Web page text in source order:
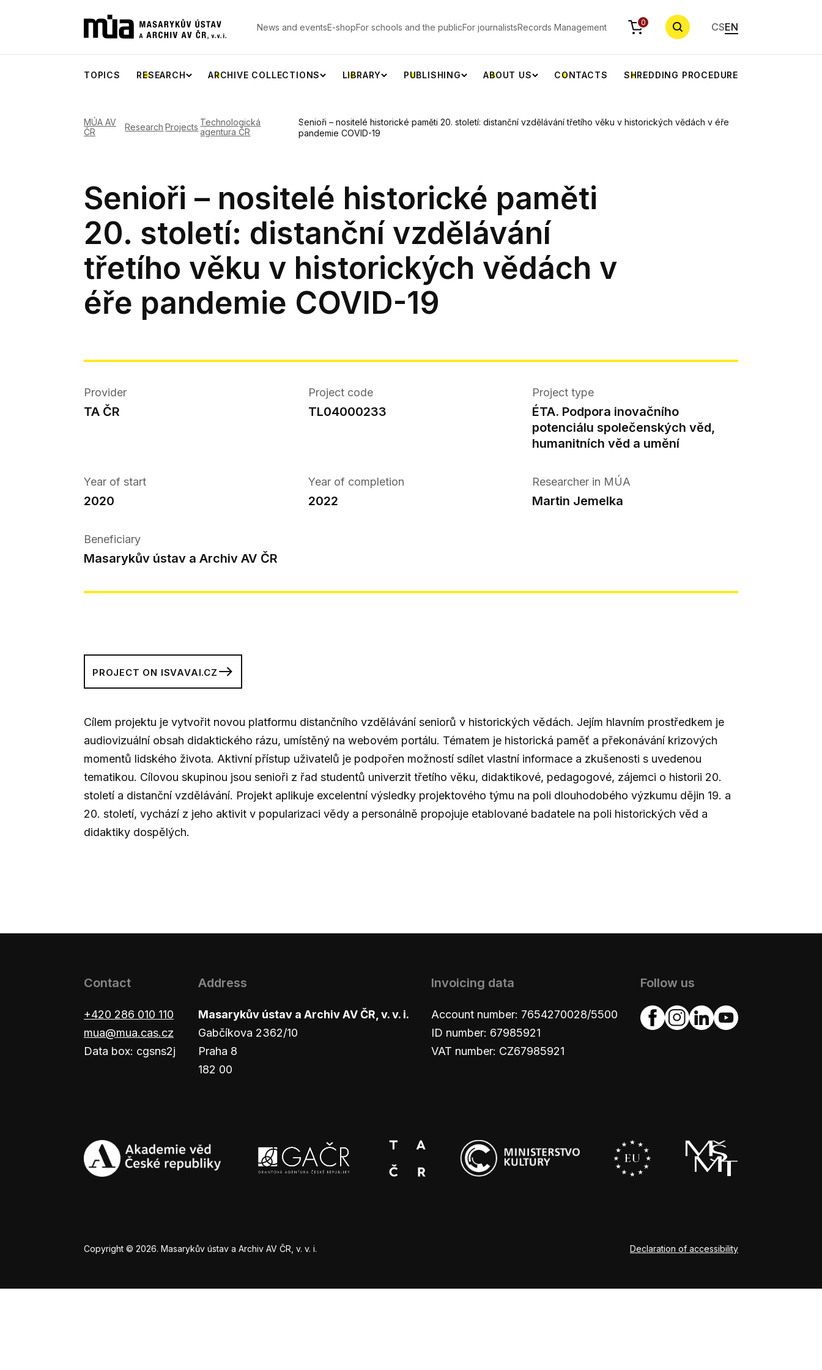
News and eventsE-shopFor schools and the publicFor journalistsRecords Management 0 CSEN
TOPICS RESEARCH ARCHIVE COLLECTIONS LIBRARY PUBLISHING ABOUT US CONTACTS SHREDDING PROCEDURE
MÚA AV
ČR
Research Projects Technologická
agentura ČR
Senioři – nositelé historické paměti 20. století: distanční vzdělávání třetího věku v historických vědách v éře
pandemie COVID-19
Senioři – nositelé historické paměti
20. století: distanční vzdělávání
třetího věku v historických vědách v
éře pandemie COVID-19
Provider
TA ČR
Project code
TL04000233
Project type
ÉTA. Podpora inovačního
potenciálu společenských věd,
humanitních věd a umění
Year of start
2020
Year of completion
2022
Researcher in MÚA
Martin Jemelka
Beneficiary
Masarykův ústav a Archiv AV ČR
PROJECT ON ISVAVAI.CZ
Cílem projektu je vytvořit novou platformu distančního vzdělávání seniorů v historických vědách. Jejím hlavním prostředkem je
audiovizuální obsah didaktického rázu, umístěný na webovém portálu. Tématem je historická paměť a překonávání krizových
momentů lidského života. Aktivní přístup uživatelů je podpořen možností sdílet vlastní informace a zkušenosti s uvedenou
tematikou. Cílovou skupinou jsou senioři z řad studentů univerzit třetího věku, didaktikové, pedagogové, zájemci o historii 20.
století a distanční vzdělávání. Projekt aplikuje excelentní výsledky projektového týmu na poli dlouhodobého výzkumu dějin 19. a
20. století, vychází z jeho aktivit v popularizaci vědy a personálně propojuje etablované badatele na poli historických věd a
didaktiky dospělých.
Contact
+420 286 010 110
mua@mua.cas.cz
Data box: cgsns2j
Address
Masarykův ústav a Archiv AV ČR, v. v. i.
Gabčíkova 2362/10
Praha 8
182 00
Invoicing data
Account number: 7654270028/5500
ID number: 67985921
VAT number: CZ67985921
Follow us
Copyright © 2026. Masarykův ústav a Archiv AV ČR, v. v. i. Declaration of accessibility